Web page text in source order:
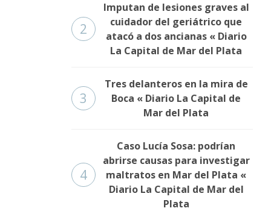
2
Imputan de lesiones graves al
cuidador del geriátrico que
atacó a dos ancianas « Diario
La Capital de Mar del Plata
3
Tres delanteros en la mira de
Boca « Diario La Capital de
Mar del Plata
4
Caso Lucía Sosa: podrían
abrirse causas para investigar
maltratos en Mar del Plata «
Diario La Capital de Mar del
Plata